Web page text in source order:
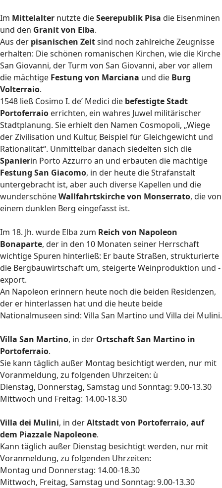
Im Mittelalter nutzte dieSeerepublik Pisa die Eisenminen
und den Granit von Elba.
Aus der pisanischen Zeitsind noch zahlreiche Zeugnisse
erhalten: Die schönen romanischen Kirchen, wie die Kirche
San Giovanni, der Turm von San Giovanni, aber vor allem
die mächtige Festung von Marciana und die Burg
Volterraio.
1548 ließ Cosimo I. de’ Medici die befestigte Stadt
Portoferraio errichten, ein wahres Juwel militärischer
Stadtplanung. Sie erhielt den Namen Cosmopoli, „Wiege
der Zivilisation und Kultur, Beispiel für Gleichgewicht und
Rationalität“. Unmittelbar danach siedelten sich die
Spanierin Porto Azzurro an und erbauten die mächtige
Festung San Giacomo, in der heute die Strafanstalt
untergebracht ist, aber auch diverse Kapellen und die
wunderschöneWallfahrtskirche von Monserrato, die von
einem dunklen Berg eingefasst ist.
Im 18. Jh. wurde Elba zum Reich von Napoleon
Bonaparte, der in den 10 Monaten seiner Herrschaft
wichtige Spuren hinterließ: Er baute Straßen, strukturierte
die Bergbauwirtschaft um, steigerte Weinproduktion und -
export.
An Napoleon erinnern heute noch die beiden Residenzen,
der er hinterlassen hat und die heute beide
Nationalmuseen sind: Villa San Martino und Villa dei Mulini.
Villa San Martino, in der Ortschaft San Martino in
Portoferraio.
Sie kann täglich außer Montag besichtigt werden, nur mit
Voranmeldung, zu folgenden Uhrzeiten: ù
Dienstag, Donnerstag, Samstag und Sonntag: 9.00-13.30
Mittwoch und Freitag: 14.00-18.30
Villa dei Mulini, in derAltstadt von Portoferraio, auf
dem Piazzale Napoleone.
Kann täglich außer Dienstag besichtigt werden, nur mit
Voranmeldung, zu folgenden Uhrzeiten:
Montag und Donnerstag: 14.00-18.30
Mittwoch, Freitag, Samstag und Sonntag: 9.00-13.30